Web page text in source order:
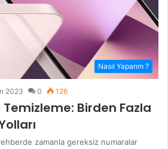
Nasıl Yaparım ?
2023 0 126
Birden Fazla
zamanla gereksiz numaralar